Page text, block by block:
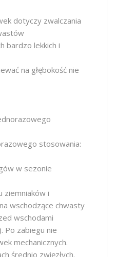
dotyczy zwalczania
bardzo lekkich i
na głębokość nie
stosowania:
w sezonie
ziemniaków i
wschodzące chwasty
wschodami
Po zabiegu nie
mechanicznych.
średnio zwięzłych.